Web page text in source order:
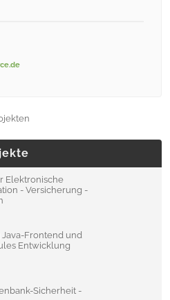
Elektronische
- Versicherung -
Java-Frontend und
Entwicklung
Sicherheit -